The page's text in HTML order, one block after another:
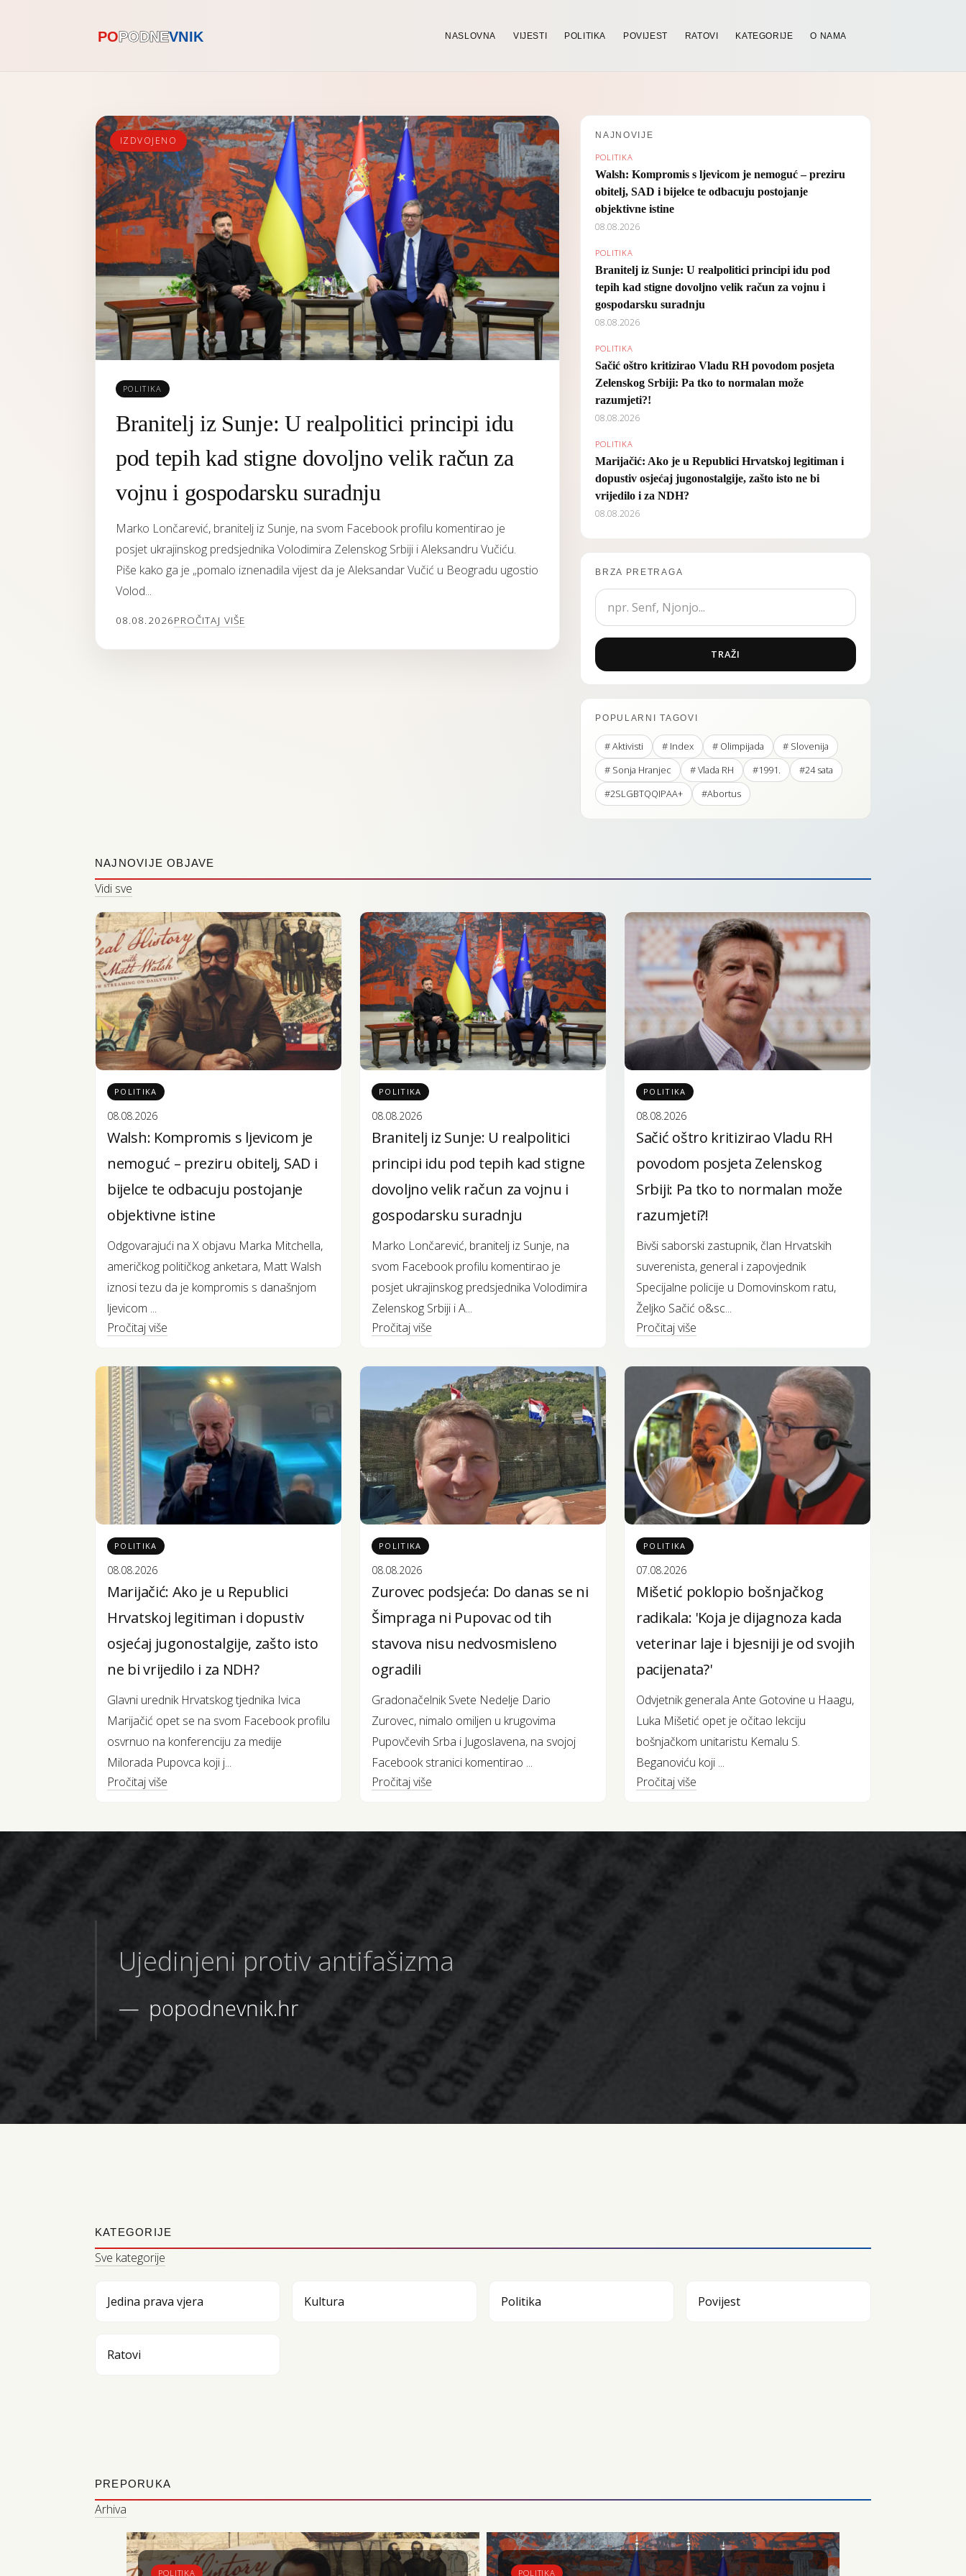
NASLOVNA VIJESTI POLITIKA POVIJEST RATOVI KATEGORIJE O NAMA
IZDVOJENO
POLITIKA
Branitelj iz Sunje: U realpolitici principi idu
pod tepih kad stigne dovoljno velik račun za
vojnu i gospodarsku suradnju
Marko Lončarević, branitelj iz Sunje, na svom Facebook profilu komentirao je
posjet ukrajinskog predsjednika Volodimira Zelenskog Srbiji i Aleksandru Vučiću.
Piše kako ga je „pomalo iznenadila vijest da je Aleksandar Vučić u Beogradu ugostio
Volod...
08.08.2026PROČITAJ VIŠE
NAJNOVIJE
POLITIKA
Walsh: Kompromis s ljevicom je nemoguć – preziru
obitelj, SAD i bijelce te odbacuju postojanje
objektivne istine
08.08.2026
POLITIKA
Branitelj iz Sunje: U realpolitici principi idu pod
tepih kad stigne dovoljno velik račun za vojnu i
gospodarsku suradnju
08.08.2026
POLITIKA
Sačić oštro kritizirao Vladu RH povodom posjeta
Zelenskog Srbiji: Pa tko to normalan može
razumjeti?!
08.08.2026
POLITIKA
Marijačić: Ako je u Republici Hrvatskoj legitiman i
dopustiv osjećaj jugonostalgije, zašto isto ne bi
vrijedilo i za NDH?
08.08.2026
BRZA PRETRAGA
TRAŽI
POPULARNI TAGOVI
# Aktivisti # Index # Olimpijada
# Slovenija
# Sonja Hranjec
# Vlada RH #1991.
#24 sata
#2SLGBTQQIPAA+
#Abortus
NAJNOVIJE OBJAVE
Vidi sve
POLITIKA
08.08.2026
Walsh: Kompromis s ljevicom je
nemoguć – preziru obitelj, SAD i
bijelce te odbacuju postojanje
objektivne istine
Odgovarajući na X objavu Marka Mitchella,
američkog političkog anketara, Matt Walsh
iznosi tezu da je kompromis s današnjom
ljevicom ...
Pročitaj više
POLITIKA
08.08.2026
Branitelj iz Sunje: U realpolitici
principi idu pod tepih kad stigne
dovoljno velik račun za vojnu i
gospodarsku suradnju
Marko Lončarević, branitelj iz Sunje, na
svom Facebook profilu komentirao je
posjet ukrajinskog predsjednika Volodimira
Zelenskog Srbiji i A...
Pročitaj više
POLITIKA
08.08.2026
Sačić oštro kritizirao Vladu RH
povodom posjeta Zelenskog
Srbiji: Pa tko to normalan može
razumjeti?!
Bivši saborski zastupnik, član Hrvatskih
suverenista, general i zapovjednik
Specijalne policije u Domovinskom ratu,
Željko Sačić o&sc...
Pročitaj više
POLITIKA
08.08.2026
Marijačić: Ako je u Republici
Hrvatskoj legitiman i dopustiv
osjećaj jugonostalgije, zašto isto
ne bi vrijedilo i za NDH?
Glavni urednik Hrvatskog tjednika Ivica
Marijačić opet se na svom Facebook profilu
osvrnuo na konferenciju za medije
Milorada Pupovca koji j...
Pročitaj više
POLITIKA
08.08.2026
Zurovec podsjeća: Do danas se ni
Šimpraga ni Pupovac od tih
stavova nisu nedvosmisleno
ogradili
Gradonačelnik Svete Nedelje Dario
Zurovec, nimalo omiljen u krugovima
Pupovčevih Srba i Jugoslavena, na svojoj
Facebook stranici komentirao ...
Pročitaj više
POLITIKA
07.08.2026
Mišetić poklopio bošnjačkog
radikala: 'Koja je dijagnoza kada
veterinar laje i bjesniji je od svojih
pacijenata?'
Odvjetnik generala Ante Gotovine u Haagu,
Luka Mišetić opet je očitao lekciju
bošnjačkom unitaristu Kemalu S.
Beganoviću koji ...
Pročitaj više
Ujedinjeni protiv antifašizma
popodnevnik.hr
KATEGORIJE
Sve kategorije
Jedina prava vjera Kultura Politika Povijest
Ratovi
PREPORUKA
Arhiva
POLITIKA POLITIKA